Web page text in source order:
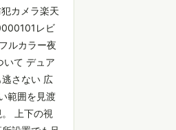
カメラ楽天
レビ
ルカラー夜
いて デュア
さない 広
範囲を見渡
上下の視